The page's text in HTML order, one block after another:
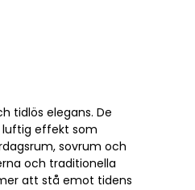
tidlös elegans. De
luftig effekt som
sovrum och
och traditionella
att stå emot tidens